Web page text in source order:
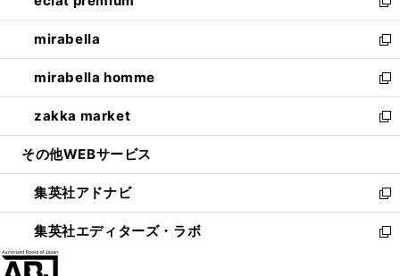
開
く
ウ
で
開
く
ン
ド
ウ
で
開
く
い
ウ
ィ
ン
ド
ウ
で
開
新
し
い
ウ
ィ
ン
ド
ウ
開
く
mirabella
新
し
い
ウ
ィ
ン
ウ
で
開
く
mirabella homme
新
し
い
ウ
ン
ド
ウ
で
zakka market
新
し
ウ
ィ
ン
ド
その他WEBサービス
集英社アドナビ
新
し
い
集英社エディターズ・ラボ
新